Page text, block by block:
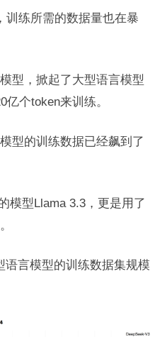
训练所需的数据量也在暴
型，掀起了大型语言模型
个token来训练。
型的训练数据已经飙到了
模型Llama 3.3，更是用了
语言模型的训练数据集规模